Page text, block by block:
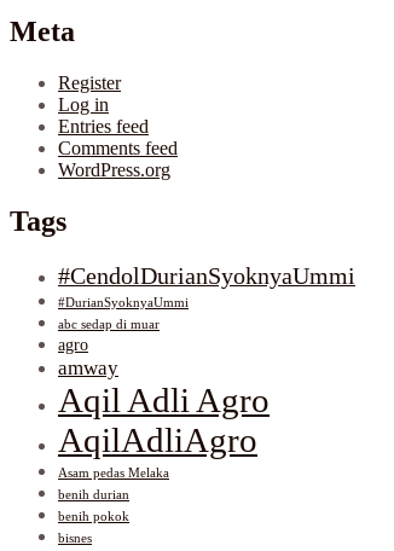
Meta
Register
Log in
Entries feed
Comments feed
WordPress.org
Tags
#CendolDurianSyoknyaUmmi
#DurianSyoknyaUmmi
abc sedap di muar
agro
amway
Aqil Adli Agro
AqilAdliAgro
Asam pedas Melaka
benih durian
benih pokok
bisnes